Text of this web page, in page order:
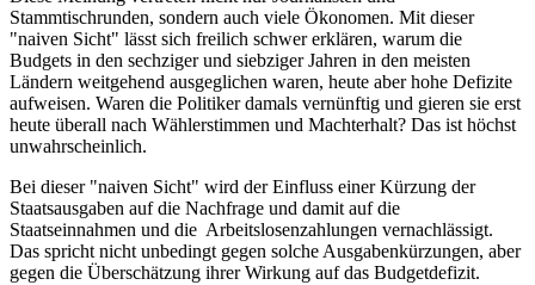
Stammtischrunden, sondern auch viele Ökonomen. Mit dieser
"naiven Sicht" lässt sich freilich schwer erklären, warum die
Budgets in den sechziger und siebziger Jahren in den meisten
Ländern weitgehend ausgeglichen waren, heute aber hohe Defizite
aufweisen. Waren die Politiker damals vernünftig und gieren sie erst
heute überall nach Wählerstimmen und Machterhalt? Das ist höchst
unwahrscheinlich.
Bei dieser "naiven Sicht" wird der Einfluss einer Kürzung der
Staatsausgaben auf die Nachfrage und damit auf die
Staatseinnahmen und die Arbeitslosenzahlungen vernachlässigt.
Das spricht nicht unbedingt gegen solche Ausgabenkürzungen, aber
gegen die Überschätzung ihrer Wirkung auf das Budgetdefizit.